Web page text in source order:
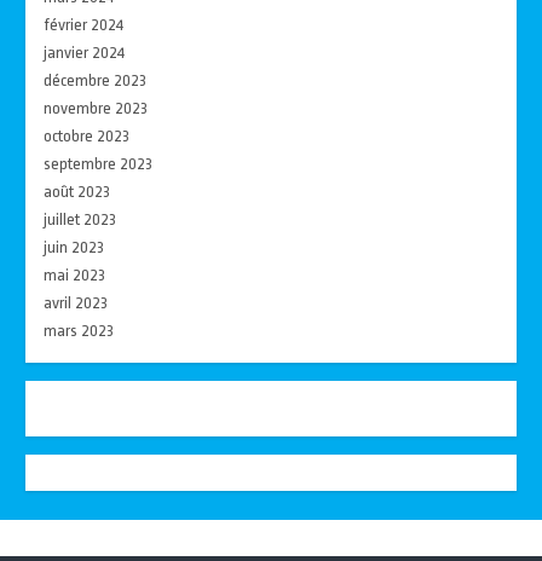
février 2024
janvier 2024
décembre 2023
novembre 2023
octobre 2023
septembre 2023
août 2023
juillet 2023
juin 2023
mai 2023
avril 2023
mars 2023